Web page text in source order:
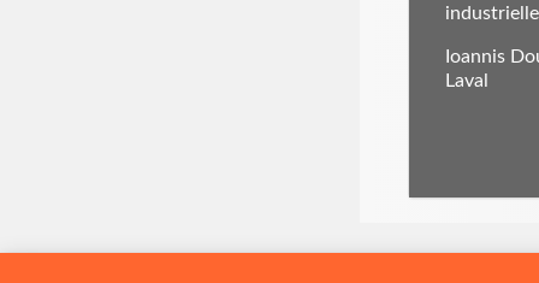
Ioannis
Laval